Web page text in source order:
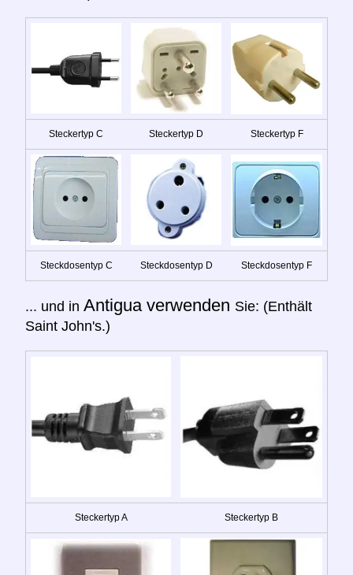
Steckertyp C Steckertyp D Steckertyp F
Steckdosentyp C Steckdosentyp D Steckdosentyp F
... und in Antigua verwenden Sie: (Enthält
Saint John's.)
Steckertyp A Steckertyp B